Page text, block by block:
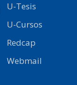
U-Tesis
U-Cursos
Redcap
Webmail